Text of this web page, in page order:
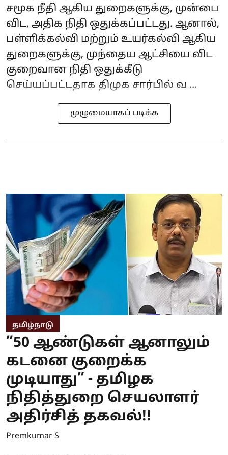
சமூக நீதி ஆகிய துறைகளுக்கு, முன்பை
விட, அதிக நிதி ஒதுக்கப்பட்டது. ஆனால்,
பள்ளிக்கல்வி மற்றும் உயர்கல்வி ஆகிய
துறைகளுக்கு, முந்தைய ஆட்சியை விட
குறைவான நிதி ஒதுக்கீடு
செய்யப்பட்டதாக திமுக சார்பில் வ ...
முழுமையாகப் படிக்க
தமிழ்நாடு
”50 ஆண்டுகள் ஆனாலும்
கடனை குறைக்க
முடியாது” - தமிழக
நிதித்துறை செயலாளர்
அதிர்சித் தகவல்!!
Premkumar S